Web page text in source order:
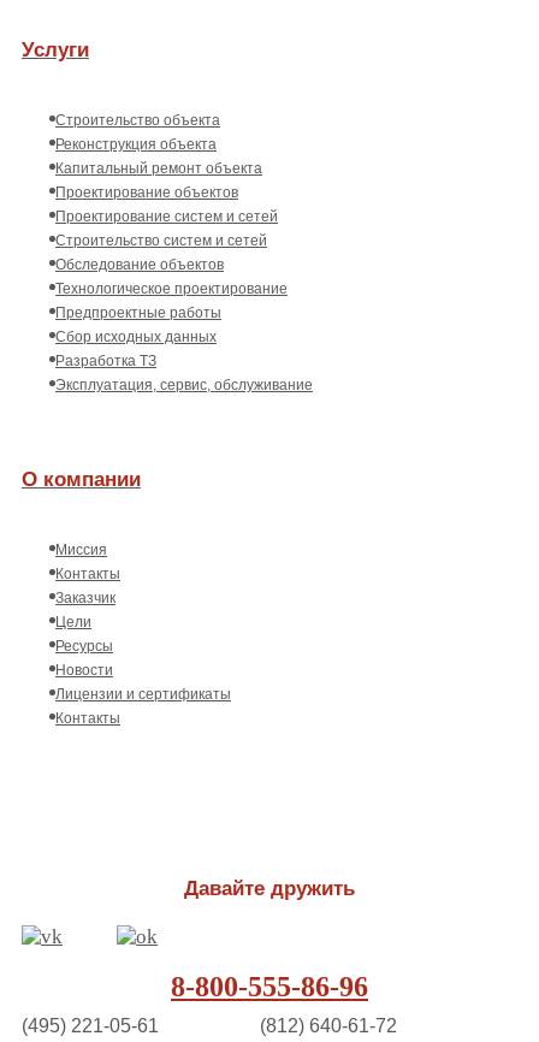
Услуги
Строительство объекта
Реконструкция объекта
Капитальный ремонт объекта
Проектирование объектов
Проектирование систем и сетей
Строительство систем и сетей
Обследование объектов
Технологическое проектирование
Предпроектные работы
Сбор исходных данных
Разработка ТЗ
Эксплуатация, сервис, обслуживание
О компании
Миссия
Контакты
Заказчик
Цели
Ресурсы
Новости
Лицензии и сертификаты
Контакты
Давайте дружить
8-800-555-86-96
(495) 221-05-61 (812) 640-61-72